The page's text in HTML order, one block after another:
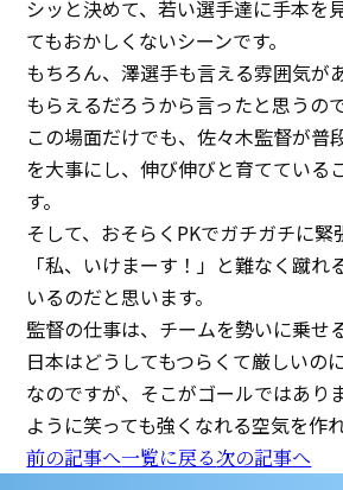
シッと決めて、若い選手達に手本を
てもおかしくないシーンです。
もちろん、澤選手も言える雰囲気が
もらえるだろうから言ったと思うので
この場面だけでも、佐々木監督が普
を大事にし、伸び伸びと育てている
す。
そして、おそらくPKでガチガチに緊
「私、いけまーす！」と難なく蹴れ
いるのだと思います。
監督の仕事は、チームを勢いに乗せ
日本はどうしてもつらくて厳しいの
なのですが、そこがゴールではあり
ように笑っても強くなれる空気を作
前の記事へ一覧に戻る次の記事へ